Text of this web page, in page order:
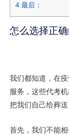
4 最后：
怎么选择正
我们都知道，在
服务，这些代考
把我们自己给葬
首先，我们不能